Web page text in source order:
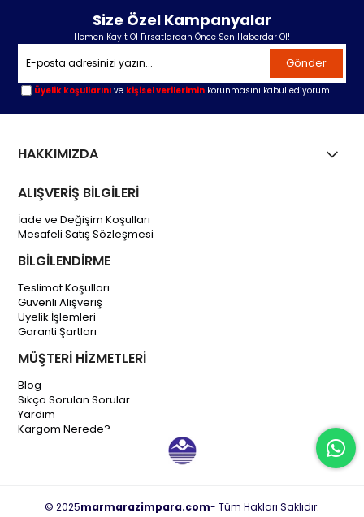
Size Özel Kampanyalar
Hemen Kayıt Ol Fırsatlardan Önce Sen Haberdar Ol!
Gönder
Üyelik koşullarını ve kişisel verilerimin korunmasını kabul ediyorum.
HAKKIMIZDA
ALIŞVERİŞ BİLGİLERİ
İade ve Değişim Koşulları
Mesafeli Satış Sözleşmesi
BİLGİLENDİRME
Teslimat Koşulları
Güvenli Alışveriş
Üyelik İşlemleri
Garanti Şartları
MÜŞTERİ HİZMETLERİ
Blog
Sıkça Sorulan Sorular
Yardım
Kargom Nerede?
© 2025marmarazimpara.com- Tüm Hakları Saklıdır.